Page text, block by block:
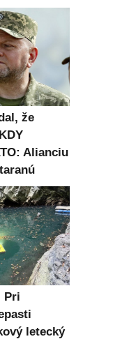
že
Alianciu
Pri
letecký